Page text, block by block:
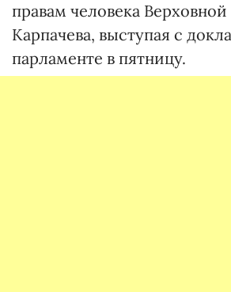
правам человека
Карпачева, выступая с
парламенте в пятницу.